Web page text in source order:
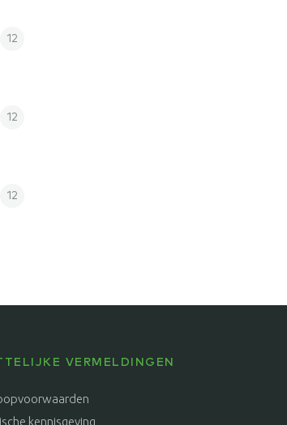
12
12
12
VERMELDINGEN
kennisgeving